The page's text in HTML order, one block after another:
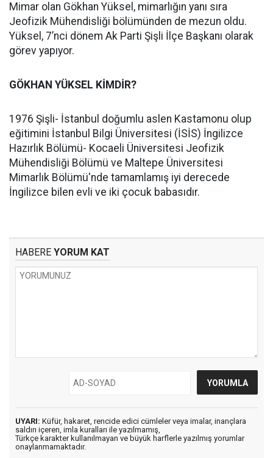
Mimar olan Gökhan Yüksel, mimarlığın yanı sıra
Jeofizik Mühendisliği bölümünden de mezun oldu.
Yüksel, 7’nci dönem Ak Parti Şişli İlçe Başkanı olarak
görev yapıyor.
GÖKHAN YÜKSEL KİMDİR?
1976 Şişli- İstanbul doğumlu aslen Kastamonu olup
eğitimini İstanbul Bilgi Üniversitesi (İSİS) İngilizce
Hazırlık Bölümü- Kocaeli Üniversitesi Jeofizik
Mühendisliği Bölümü ve Maltepe Üniversitesi
Mimarlık Bölümü'nde tamamlamış iyi derecede
İngilizce bilen evli ve iki çocuk babasıdır.
HABERE YORUM KAT
UYARI: Küfür, hakaret, rencide edici cümleler veya imalar, inançlara
saldırı içeren, imla kuralları ile yazılmamış,
Türkçe karakter kullanılmayan ve büyük harflerle yazılmış yorumlar
onaylanmamaktadır.